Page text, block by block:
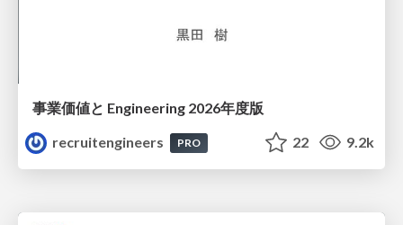
事業価値と Engineering 2026年度版
recruitengineers
PRO 22 9.2k